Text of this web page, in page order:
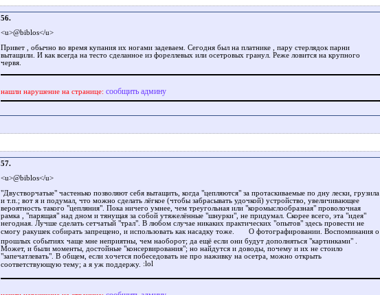
56.
<u>@biblos</u>
Привет , обычно во время купания их ногами задеваем. Сегодня был на платнике , пару стерлядок парни
вытащили. И как всегда на тесто сделанное из фореллевых или осетровых гранул. Реже ловится на крупного
червя.
нашли нарушение на странице: сообщить админу
57.
<u>@biblos</u>
"Двустворчатые" частенько позволяют себя вытащить, когда "цепляются" за протаскиваемые по дну лески, грузила
и т.п.; вот я и подумал, что можно сделать лёгкое (чтобы забрасывать удочкой) устройство, увеличивающее
вероятность такого "цепляния". Пока ничего умнее, чем треугольная или "коромыслообразная" проволочная
рамка , "парящая" над дном и тянущая за собой утяжелённые "шнурки", не придумал. Скорее всего, эта "идея"
негодная. Лучше сделать сетчатый "трал". В любом случае никаких практических "опытов" здесь провести не
смогу ракушек собирать запрещено, и использовать как насадку тоже.
О фотографировании. Воспоминания о
прошлых событиях чаще мне неприятны, чем наоборот; да ещё если они будут дополняться "картинками" .
Может, и были моменты, достойные "консервирования"; но найдутся и доводы, почему и их не стоило
"запечатлевать". В общем, если хочется побеседовать не про наживку на осетра, можно открыть
соответствующую тему; а я уж поддержу.